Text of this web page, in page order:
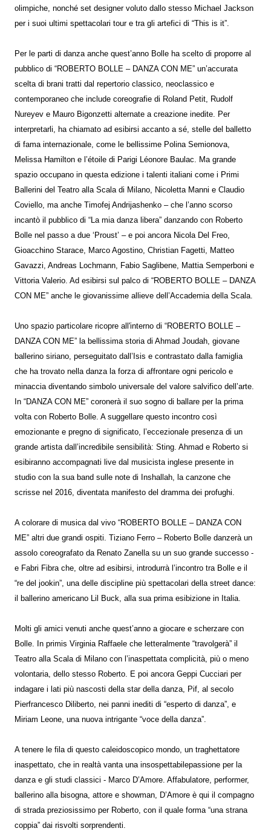
olimpiche, nonché set designer voluto dallo stesso Michael Jackson
per i suoi ultimi spettacolari tour e tra gli artefici di “This is it”.
Per le parti di danza anche quest’anno Bolle ha scelto di proporre al
pubblico di “ROBERTO BOLLE – DANZA CON ME” un’accurata
scelta di brani tratti dal repertorio classico, neoclassico e
contemporaneo che include coreografie di Roland Petit, Rudolf
Nureyev e Mauro Bigonzetti alternate a creazione inedite. Per
interpretarli, ha chiamato ad esibirsi accanto a sé, stelle del balletto
di fama internazionale, come le bellissime Polina Semionova,
Melissa Hamilton e l’étoile di Parigi Léonore Baulac. Ma grande
spazio occupano in questa edizione i talenti italiani come i Primi
Ballerini del Teatro alla Scala di Milano, Nicoletta Manni e Claudio
Coviello, ma anche Timofej Andrijashenko – che l’anno scorso
incantò il pubblico di “La mia danza libera” danzando con Roberto
Bolle nel passo a due ‘Proust’ – e poi ancora Nicola Del Freo,
Gioacchino Starace, Marco Agostino, Christian Fagetti, Matteo
Gavazzi, Andreas Lochmann, Fabio Saglibene, Mattia Semperboni e
Vittoria Valerio. Ad esibirsi sul palco di “ROBERTO BOLLE – DANZA
CON ME” anche le giovanissime allieve dell’Accademia della Scala.
Uno spazio particolare ricopre all'interno di “ROBERTO BOLLE –
DANZA CON ME” la bellissima storia di Ahmad Joudah, giovane
ballerino siriano, perseguitato dall’Isis e contrastato dalla famiglia
che ha trovato nella danza la forza di affrontare ogni pericolo e
minaccia diventando simbolo universale del valore salvifico dell’arte.
In “DANZA CON ME” coronerà il suo sogno di ballare per la prima
volta con Roberto Bolle. A suggellare questo incontro così
emozionante e pregno di significato, l’eccezionale presenza di un
grande artista dall’incredibile sensibilità: Sting. Ahmad e Roberto si
esibiranno accompagnati live dal musicista inglese presente in
studio con la sua band sulle note di Inshallah, la canzone che
scrisse nel 2016, diventata manifesto del dramma dei profughi.
A colorare di musica dal vivo “ROBERTO BOLLE – DANZA CON
ME” altri due grandi ospiti. Tiziano Ferro – Roberto Bolle danzerà un
assolo coreografato da Renato Zanella su un suo grande successo -
e Fabri Fibra che, oltre ad esibirsi, introdurrà l’incontro tra Bolle e il
“re del jookin”, una delle discipline più spettacolari della street dance:
il ballerino americano Lil Buck, alla sua prima esibizione in Italia.
Molti gli amici venuti anche quest’anno a giocare e scherzare con
Bolle. In primis Virginia Raffaele che letteralmente “travolgerà” il
Teatro alla Scala di Milano con l’inaspettata complicità, più o meno
volontaria, dello stesso Roberto. E poi ancora Geppi Cucciari per
indagare i lati più nascosti della star della danza, Pif, al secolo
Pierfrancesco Diliberto, nei panni inediti di “esperto di danza”, e
Miriam Leone, una nuova intrigante “voce della danza”.
A tenere le fila di questo caleidoscopico mondo, un traghettatore
inaspettato, che in realtà vanta una insospettabilepassione per la
danza e gli studi classici - Marco D’Amore. Affabulatore, performer,
ballerino alla bisogna, attore e showman, D’Amore è qui il compagno
di strada preziosissimo per Roberto, con il quale forma “una strana
coppia” dai risvolti sorprendenti.